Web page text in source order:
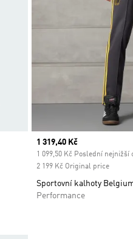
Current price
1 319,40 Kč
1 099,50 Kč Poslední nejnižší
2 199 Kč Original price
Sportovní kalhoty
Performance